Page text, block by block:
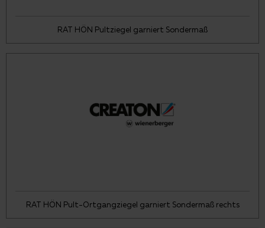
RAT HÖN Pultziegel garniert Sondermaß
RAT HÖN Pult-Ortgangziegel garniert Sondermaß rechts